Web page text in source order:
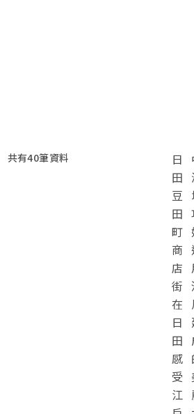
共有40筆資料
日
田
豆
田
町
商
店
街
在
日
田
感
受
江